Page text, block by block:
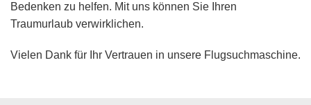
Bedenken zu helfen. Mit uns können Sie Ihren
Traumurlaub verwirklichen.
Vielen Dank für Ihr Vertrauen in unsere Flugsuchmaschine.